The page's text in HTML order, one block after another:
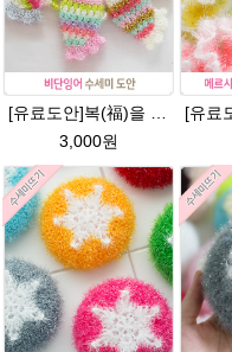
[유료도안]복(福)을 부르는 비단잉어 수세미 코바늘뜨기 도안+꼬리부분 동영상 /복수세미뜨기/수세미실/반짝이수세미/반짝이실/ 힐링 웰빙수세미 퐁퐁수세미 코바늘수세미
3,000원